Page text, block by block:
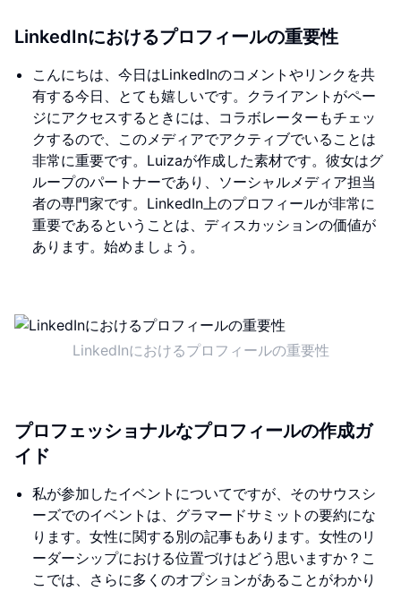
LinkedInにおけるプロフィールの重要性
こんにちは、今日はLinkedInのコメントやリンクを共
有する今日、とても嬉しいです。クライアントがペー
ジにアクセスするときには、コラボレーターもチェッ
クするので、このメディアでアクティブでいることは
非常に重要です。Luizaが作成した素材です。彼女はグ
ループのパートナーであり、ソーシャルメディア担当
者の専門家です。LinkedIn上のプロフィールが非常に
重要であるということは、ディスカッションの価値が
あります。始めましょう。
LinkedInにおけるプロフィールの重要性
プロフェッショナルなプロフィールの作成ガ
イド
私が参加したイベントについてですが、そのサウスシ
ーズでのイベントは、グラマードサミットの要約にな
ります。女性に関する別の記事もあります。女性のリ
ーダーシップにおける位置づけはどう思いますか？こ
こでは、さらに多くのオプションがあることがわかり